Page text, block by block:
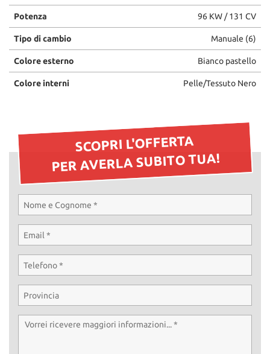
Potenza 96 KW / 131 CV
Tipo di cambio Manuale (6)
Colore esterno Bianco pastello
Colore interni Pelle/Tessuto Nero
SCOPRI L'OFFERTA
PER AVERLA SUBITO TUA!